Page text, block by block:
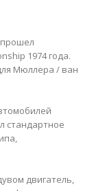
1974 года.
Мюллера / ван
стандартное
двигатель,